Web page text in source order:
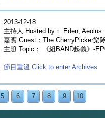
2013-12-18
主持人 Hosted by： Eden, Aeolus
嘉賓 Guest：The CherryPicker樂
主題 Topic： 《組BAND起義》-
節目重溫 Click to enter Archives
5 6 7 8 9 10